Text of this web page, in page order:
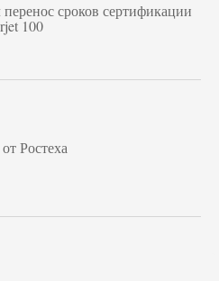
сроков сертификации
100
Ростеха